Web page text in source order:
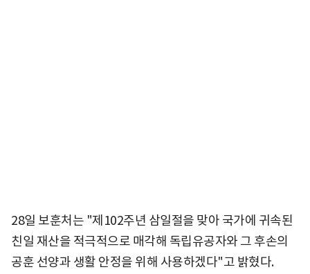
28일 보훈처는 "제102주년 삼일절을 맞아 국가에 귀속된
친일 재산을 적극적으로 매각해 독립유공자와 그 후손의
공훈 선양과 생활 안정을 위해 사용하겠다"고 밝혔다.